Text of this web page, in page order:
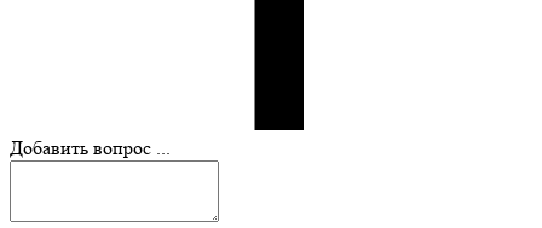
Добавить вопрос ...